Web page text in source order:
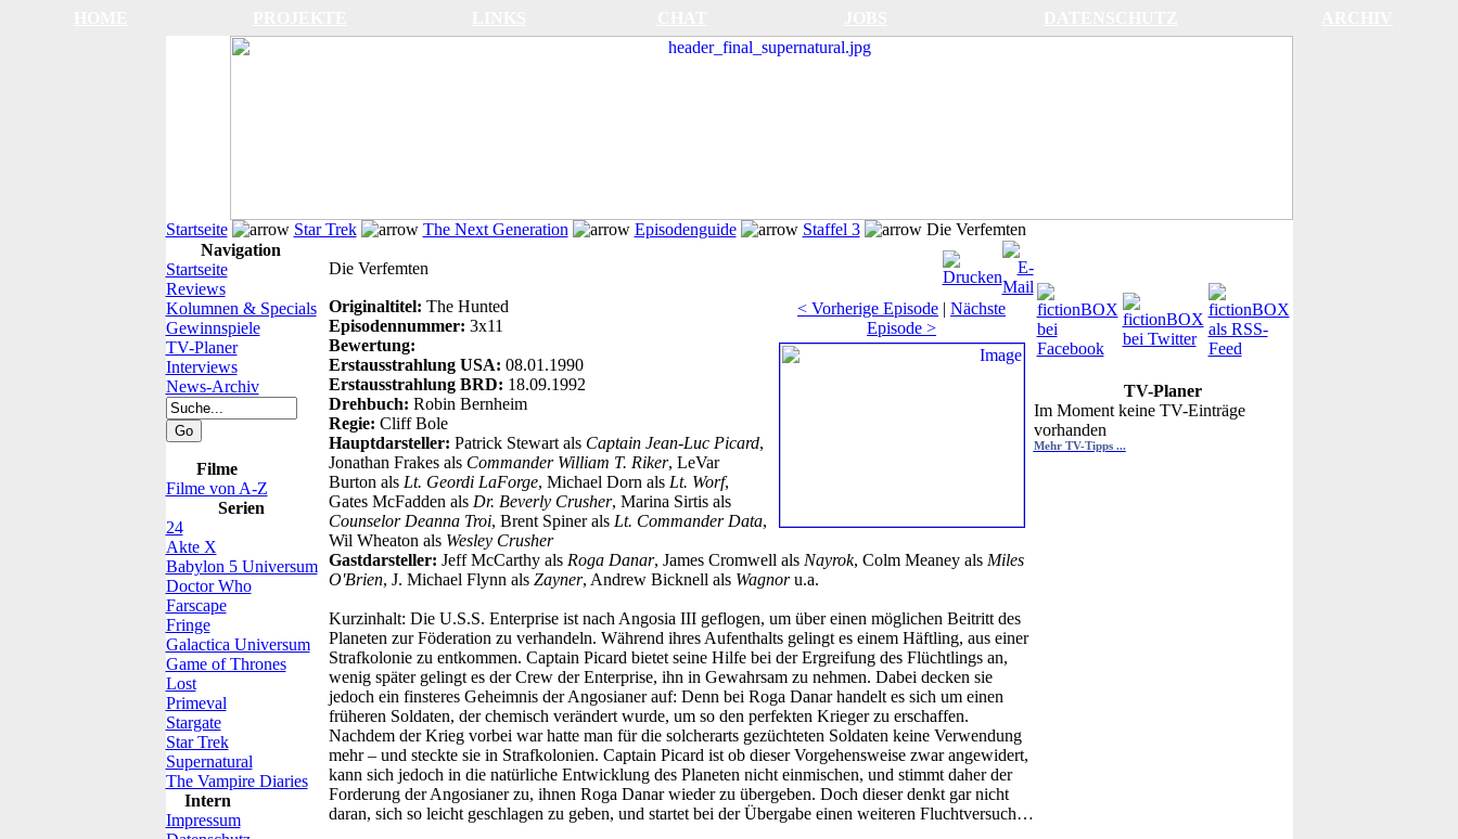
Startseite Star Trek The Next Generation Episodenguide Staffel 3
Die Verfemten
Navigation
Startseite
Reviews
Kolumnen & Specials
Gewinnspiele
TV-Planer
Interviews
News-Archiv
Filme
Filme von A-Z
Serien
24
Akte X
Babylon 5 Universum
Doctor Who
Farscape
Fringe
Galactica Universum
Game of Thrones
Lost
Primeval
Stargate
Star Trek
Supernatural
The Vampire Diaries
Intern
Impressum
Die Verfemten
< Vorherige Episode | Nächste
Episode >
Originaltitel: The Hunted
Episodennummer: 3x11
Bewertung:
Erstausstrahlung USA: 08.01.1990
Erstausstrahlung BRD: 18.09.1992
Drehbuch: Robin Bernheim
Regie: Cliff Bole
Hauptdarsteller: Patrick Stewart als Captain Jean-Luc Picard,
Jonathan Frakes als Commander William T. Riker, LeVar
Burton als Lt. Geordi LaForge, Michael Dorn als Lt. Worf,
Gates McFadden als Dr. Beverly Crusher, Marina Sirtis als
Counselor Deanna Troi, Brent Spiner als Lt. Commander Data,
Wil Wheaton als Wesley Crusher
Gastdarsteller: Jeff McCarthy als Roga Danar, James Cromwell als Nayrok, Colm Meaney als Miles
O'Brien, J. Michael Flynn als Zayner, Andrew Bicknell als Wagnoru.a.
Kurzinhalt: Die U.S.S. Enterprise ist nach Angosia III geflogen, um über einen möglichen Beitritt des
Planeten zur Föderation zu verhandeln. Während ihres Aufenthalts gelingt es einem Häftling, aus einer
Strafkolonie zu entkommen. Captain Picard bietet seine Hilfe bei der Ergreifung des Flüchtlings an,
wenig später gelingt es der Crew der Enterprise, ihn in Gewahrsam zu nehmen. Dabei decken sie
jedoch ein finsteres Geheimnis der Angosianer auf: Denn bei Roga Danar handelt es sich um einen
früheren Soldaten, der chemisch verändert wurde, um so den perfekten Krieger zu erschaffen.
Nachdem der Krieg vorbei war hatte man für die solcherarts gezüchteten Soldaten keine Verwendung
mehr – und steckte sie in Strafkolonien. Captain Picard ist ob dieser Vorgehensweise zwar angewidert,
kann sich jedoch in die natürliche Entwicklung des Planeten nicht einmischen, und stimmt daher der
Forderung der Angosianer zu, ihnen Roga Danar wieder zu übergeben. Doch dieser denkt gar nicht
daran, sich so leicht geschlagen zu geben, und startet bei der Übergabe einen weiteren Fluchtversuch…
TV-Planer
Im Moment keine TV-Einträge
vorhanden
Mehr TV-Tipps ...